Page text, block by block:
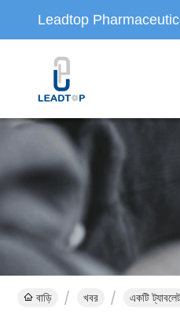
Leadtop
বাড়ি খবর একটি